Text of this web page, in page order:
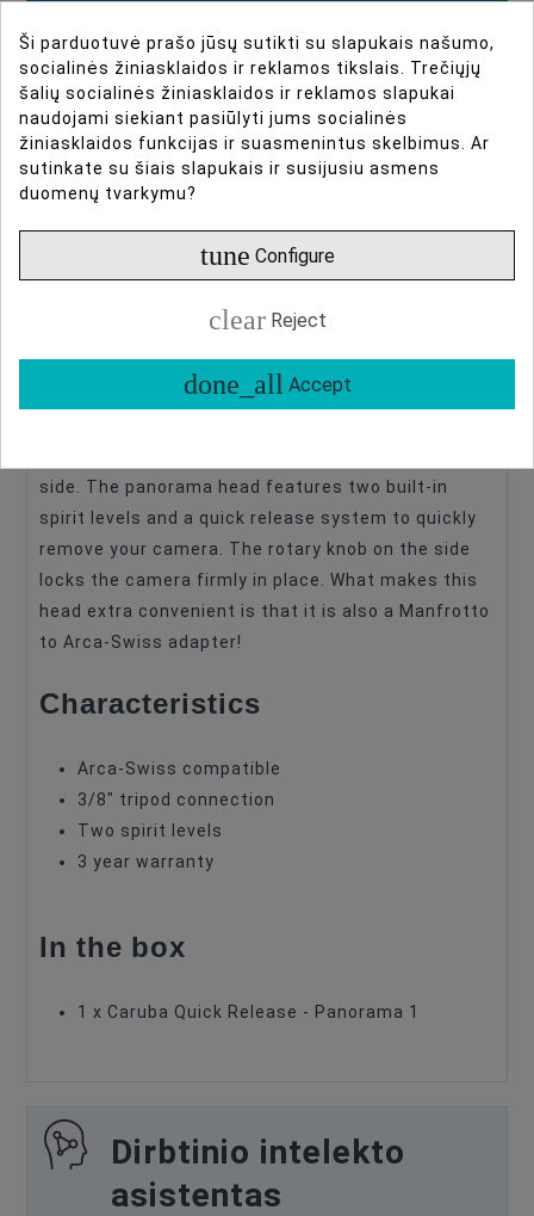
DUOMENŲ LAPAS
ATSILIEPIMAI
Type Of Product
Fujifilm
Info
Caruba Quick Release - Panorama 1
equipped with a smooth 360 degree rotation
panning-mechanism and is compatible with the
universal Arca-Swiss QR-system. The Quick
side. The panorama head features two built-in
spirit levels and a quick release system to quickly
remove your camera. The rotary knob on the side
locks the camera firmly in place. What makes this
head extra convenient is that it is also a Manfrotto
to Arca-Swiss adapter!
Characteristics
Arca-Swiss compatible
3/8" tripod connection
Two spirit levels
3 year warranty
In the box
1 x Caruba Quick Release - Panorama 1
Dirbtinio intelekto
asistentas
Ši parduotuvė prašo jūsų sutikti su slapukais našumo,
socialinės žiniasklaidos ir reklamos tikslais. Trečiųjų
šalių socialinės žiniasklaidos ir reklamos slapukai
naudojami siekiant pasiūlyti jums socialinės
žiniasklaidos funkcijas ir suasmenintus skelbimus. Ar
sutinkate su šiais slapukais ir susijusiu asmens
duomenų tvarkymu?
tune Configure
clear Reject
done_all Accept